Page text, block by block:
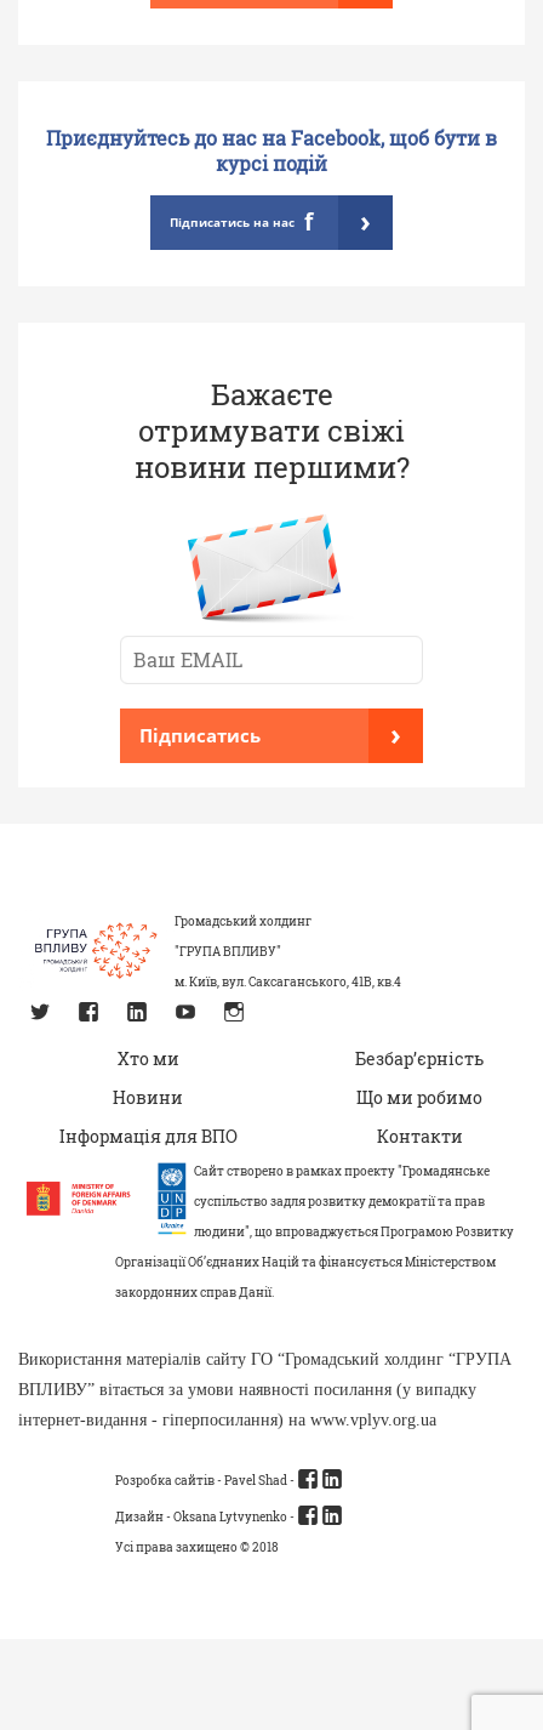
Приєднуйтесь до нас на Facebook, щоб бути в
курсі подій
Підписатись на нас f ›
Бажаєте
отримувати свіжі
новини першими?
Підписатись ›
Громадський холдинг
"ГРУПА ВПЛИВУ"
м. Київ, вул. Саксаганського, 41В, кв.4
Хто ми
Новини
Інформація для ВПО
Безбар’єрність
Що ми робимо
Контакти
Сайт створено в рамках проекту "Громадянське
суспільство задля розвитку демократії та прав
людини", що впроваджується Програмою Розвитку
Організації Об’єднаних Націй та фінансується Міністерством
закордонних справ Данії.
Використання матеріалів сайту ГО “Громадський холдинг “ГРУПА
ВПЛИВУ” вітається за умови наявності посилання (у випадку
інтернет-видання - гіперпосилання) на www.vplyv.org.ua
Розробка сайтів -Pavel Shad-
Дизайн - Oksana Lytvynenko -
Усі права захищено © 2018